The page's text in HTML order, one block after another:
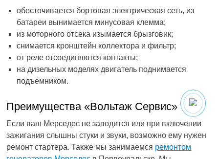
обесточивается бортовая электрическая сеть, из
батареи вынимается минусовая клемма;
из моторного отсека изымается брызговик;
снимается кронштейн коллектора и фильтр;
от реле отсоединяются контакты;
на дизельных моделях двигатель поднимается
подъемником.
Преимущества «Вольтаж Сервис»
Если ваш Мерседес не заводится или при включении
зажигания слышны стуки и звуки, возможно ему нужен
ремонт стартера. Также мы занимаемся ремонтом